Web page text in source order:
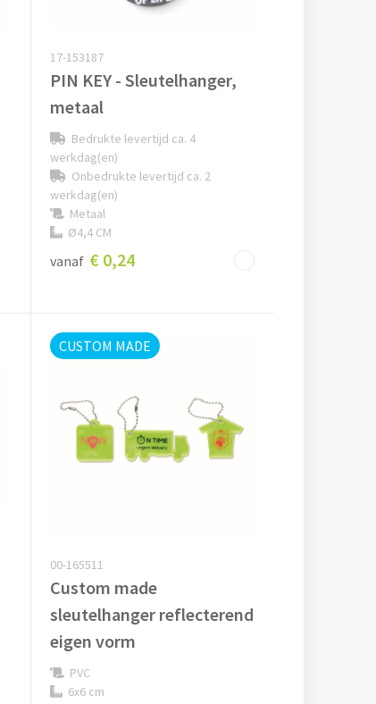
17-153187
PIN KEY - Sleutelhanger,
metaal
Bedrukte levertijd ca. 4
werkdag(en)
Onbedrukte levertijd ca. 2
werkdag(en)
Metaal
Ø4,4 CM
vanaf € 0,24
CUSTOM MADE
00-165511
Custom made
sleutelhanger reflecterend
eigen vorm
PVC
6x6 cm